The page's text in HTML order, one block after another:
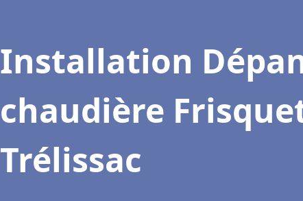
Installation
chaudière
Trélissac